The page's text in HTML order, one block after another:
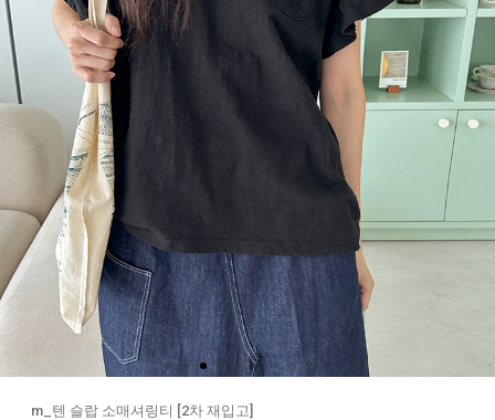
m_텐 슬랍 소매셔링티 [2차 재입고]